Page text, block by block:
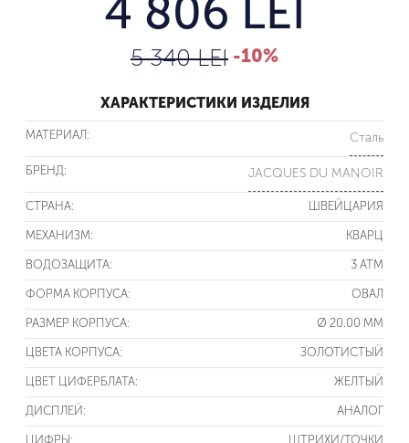
4 806 LEI
5 340 LEI -10%
ХАРАКТЕРИСТИКИ ИЗДЕЛИЯ
МАТЕРИАЛ: Сталь
БРЕНД: JACQUES DU MANOIR
СТРАНА: ШВЕЙЦАРИЯ
МЕХАНИЗМ: КВАРЦ
ВОДОЗАЩИТА: 3 ATM
ФОРМА КОРПУСА: ОВАЛ
РАЗМЕР КОРПУСА: Ø 20.00 ММ
ЦВЕТА КОРПУСА: ЗОЛОТИСТЫЙ
ЦВЕТ ЦИФЕРБЛАТА: ЖЕЛТЫЙ
ДИСПЛЕЙ: АНАЛОГ
ЦИФРЫ: ШТРИХИ/ТОЧКИ